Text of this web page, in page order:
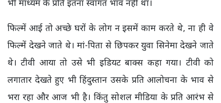
फिल्में आई तो अच्छे घरों के लोग न इसमें काम करते थे, ना ही वे
फिल्में देखने जाते थे। मां-पिता से छिपकर युवा सिनेमा देखने जाते
थे। टीवी आया तो उसे भी इडियट बाक्स कहा गया। टीवी को
लगातार देखते हुए भी हिंदुस्तान उसके प्रति आलोचना के भाव से
भरा रहा और आज भी है। किंतु सोशल मीडिया के प्रति आरंभ से